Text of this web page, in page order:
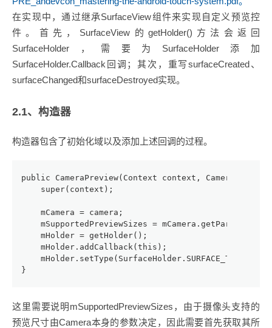
在实现中，通过继承SurfaceView组件来实现自定义预览控
件。首先，SurfaceView的getHolder()方法会返回
SurfaceHolder，需要为SurfaceHolder添加
SurfaceHolder.Callback回调；其次，重写surfaceCreated、
surfaceChanged和surfaceDestroyed实现。
2.1、构造器
构造器包含了初始化域以及添加上述回调的过程。
public CameraPreview(Context context, Camera
    super(context);
    mCamera = camera;
mSupportedPreviewSizes =
    mHolder = getHolder();
    mHolder.addCallback(this);
}
这里需要说明mSupportedPreviewSizes，由于摄像头支持的
预览尺寸由Camera本身的参数决定，因此需要首先获取其所